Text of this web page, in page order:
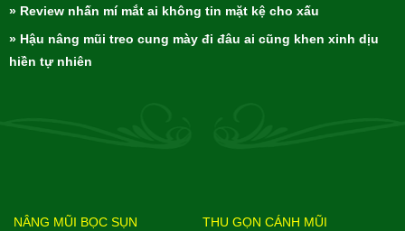
» Review nhấn mí mắt ai không tin mặt kệ cho xấu
» Hậu nâng mũi treo cung mày đi đâu ai cũng khen xinh dịu
hiền tự nhiên
NÂNG MŨI BỌC SỤN THU GỌN CÁNH MŨI